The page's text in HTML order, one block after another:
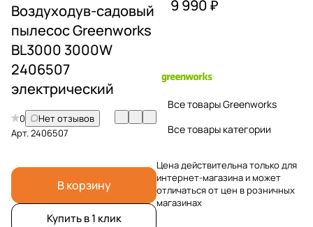
Воздуходув-садовый
пылесос Greenworks
BL3000 3000W
2406507
электрический
0
Нет отзывов
Арт.2406507
В корзину
Купить в 1 клик
9 990 ₽
Все товары Greenworks
Все товары категории
Цена действительна только для
интернет-магазина и может
отличаться от цен в розничных
магазинах